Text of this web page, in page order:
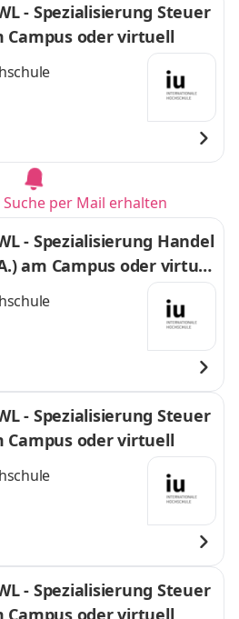
- Spezialisierung Steuer
Campus oder virtuell
per Mail erhalten
- Spezialisierung Handel
am Campus oder virtuel
- Spezialisierung Steuer
Campus oder virtuell
- Spezialisierung Steuer
Campus oder virtuell